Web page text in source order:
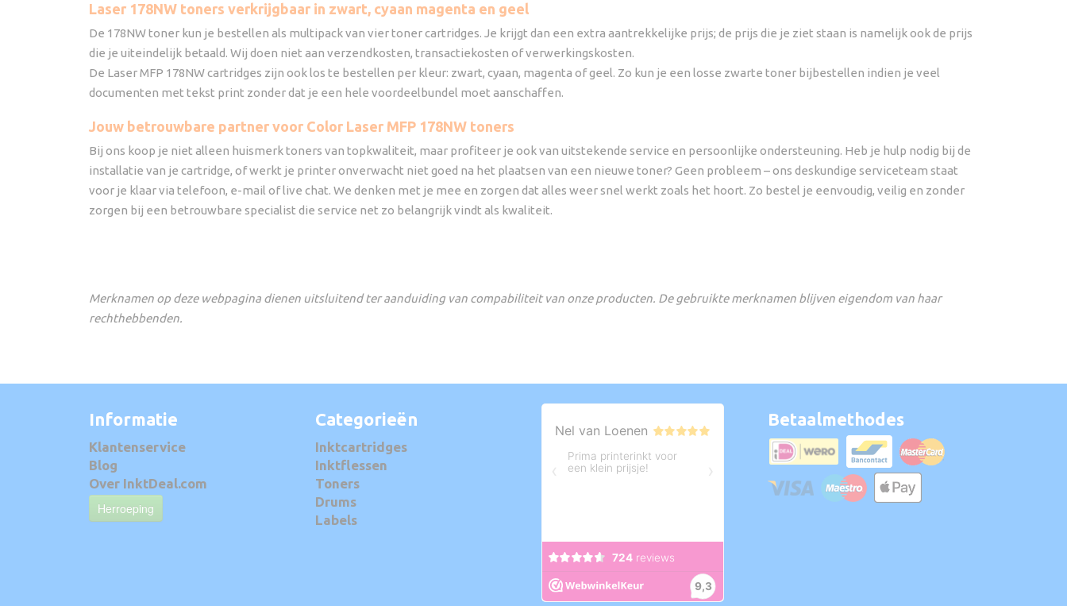
Laser 178NW toners verkrijgbaar in zwart, cyaan magenta en geel
De 178NW toner kun je bestellen als multipack van vier toner cartridges. Je krijgt dan een extra aantrekkelijke prijs; de prijs die je ziet staan is namelijk ook de prijs
die je uiteindelijk betaald. Wij doen niet aan verzendkosten, transactiekosten of verwerkingskosten.
De Laser MFP 178NW cartridges zijn ook los te bestellen per kleur: zwart, cyaan, magenta of geel. Zo kun je een losse zwarte toner bijbestellen indien je veel
documenten met tekst print zonder dat je een hele voordeelbundel moet aanschaffen.
Jouw betrouwbare partner voor Color Laser MFP 178NW toners
Bij ons koop je niet alleen huismerk toners van topkwaliteit, maar profiteer je ook van uitstekende service en persoonlijke ondersteuning. Heb je hulp nodig bij de
installatie van je cartridge, of werkt je printer onverwacht niet goed na het plaatsen van een nieuwe toner? Geen probleem – ons deskundige serviceteam staat
voor je klaar via telefoon, e-mail of live chat. We denken met je mee en zorgen dat alles weer snel werkt zoals het hoort. Zo bestel je eenvoudig, veilig en zonder
zorgen bij een betrouwbare specialist die service net zo belangrijk vindt als kwaliteit.
Merknamen op deze webpagina dienen uitsluitend ter aanduiding van compabiliteit van onze producten. De gebruikte merknamen blijven eigendom van haar
rechthebbenden.
Informatie
Klantenservice
Blog
Over InktDeal.com
Herroeping
Categorieën
Inktcartridges
Inktflessen
Toners
Drums
Labels
Betaalmethodes